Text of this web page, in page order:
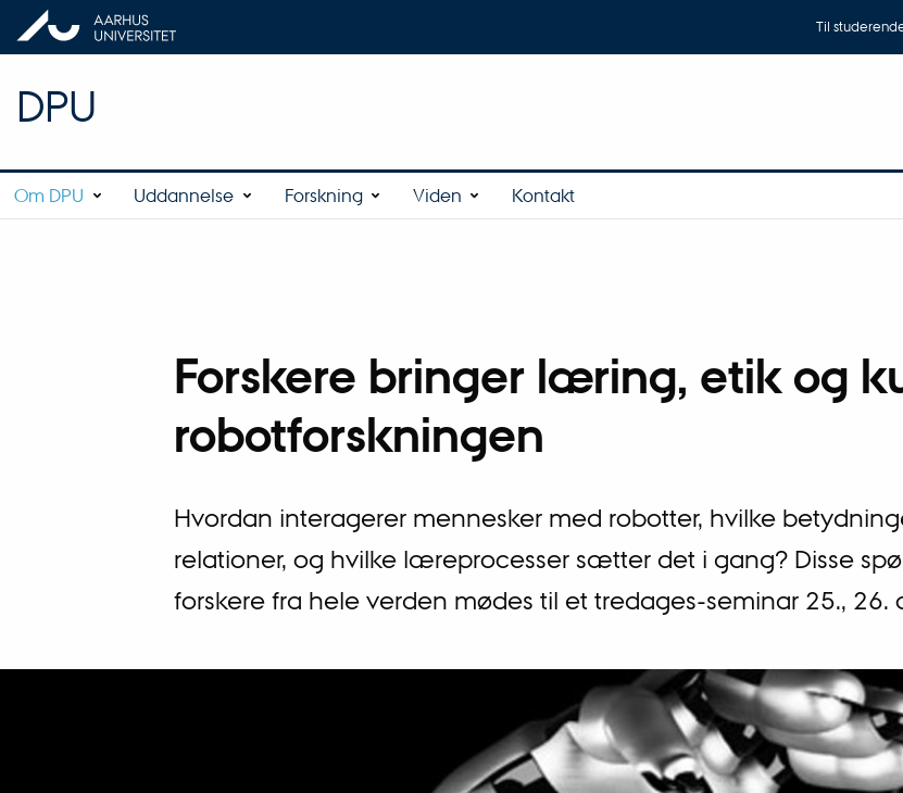
Til
DPU
Om DPU Uddannelse Forskning Viden Kontakt
Forskere bringer læring, etik og
robotforskningen
Hvordan interagerer mennesker med robotter, hvilke
relationer, og hvilke læreprocesser sætter det i gang? Disse
forskere fra hele verden mødes til et tredages-seminar 25., 26.